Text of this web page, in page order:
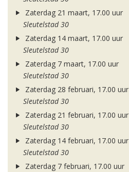
Zaterdag 21 maart, 17.00 uur
Sleutelstad 30
Zaterdag 14 maart, 17.00 uur
Sleutelstad 30
Zaterdag 7 maart, 17.00 uur
Sleutelstad 30
Zaterdag 28 februari, 17.00 uur
Sleutelstad 30
Zaterdag 21 februari, 17.00 uur
Sleutelstad 30
Zaterdag 14 februari, 17.00 uur
Sleutelstad 30
Zaterdag 7 februari, 17.00 uur